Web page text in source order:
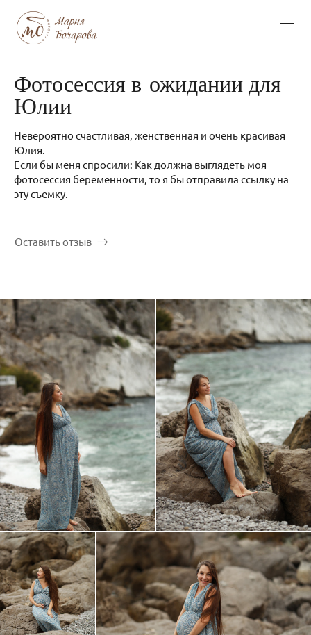
Фотосессия в ожидании для
Юлии
Невероятно счастливая, женственная и очень красивая
Юлия.
Если бы меня спросили: Как должна выглядеть моя
фотосессия беременности, то я бы отправила ссылку на
эту съемку.
Оставить отзыв